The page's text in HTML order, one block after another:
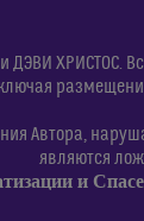
ДЭВИ ХРИСТОС.
Автора,
являются
и